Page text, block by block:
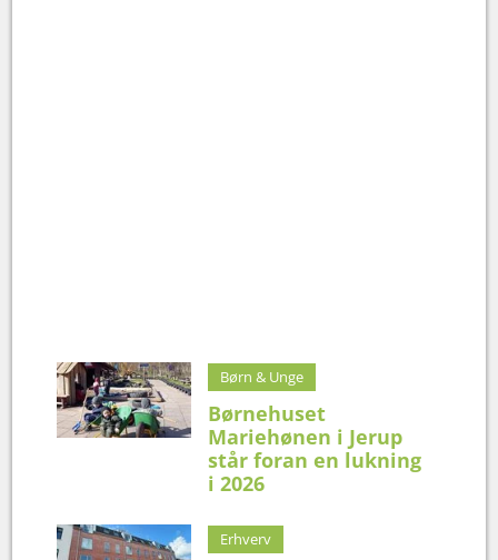
Børn & Unge
Børnehuset
Mariehønen i Jerup
står foran en lukning
i 2026
Erhverv